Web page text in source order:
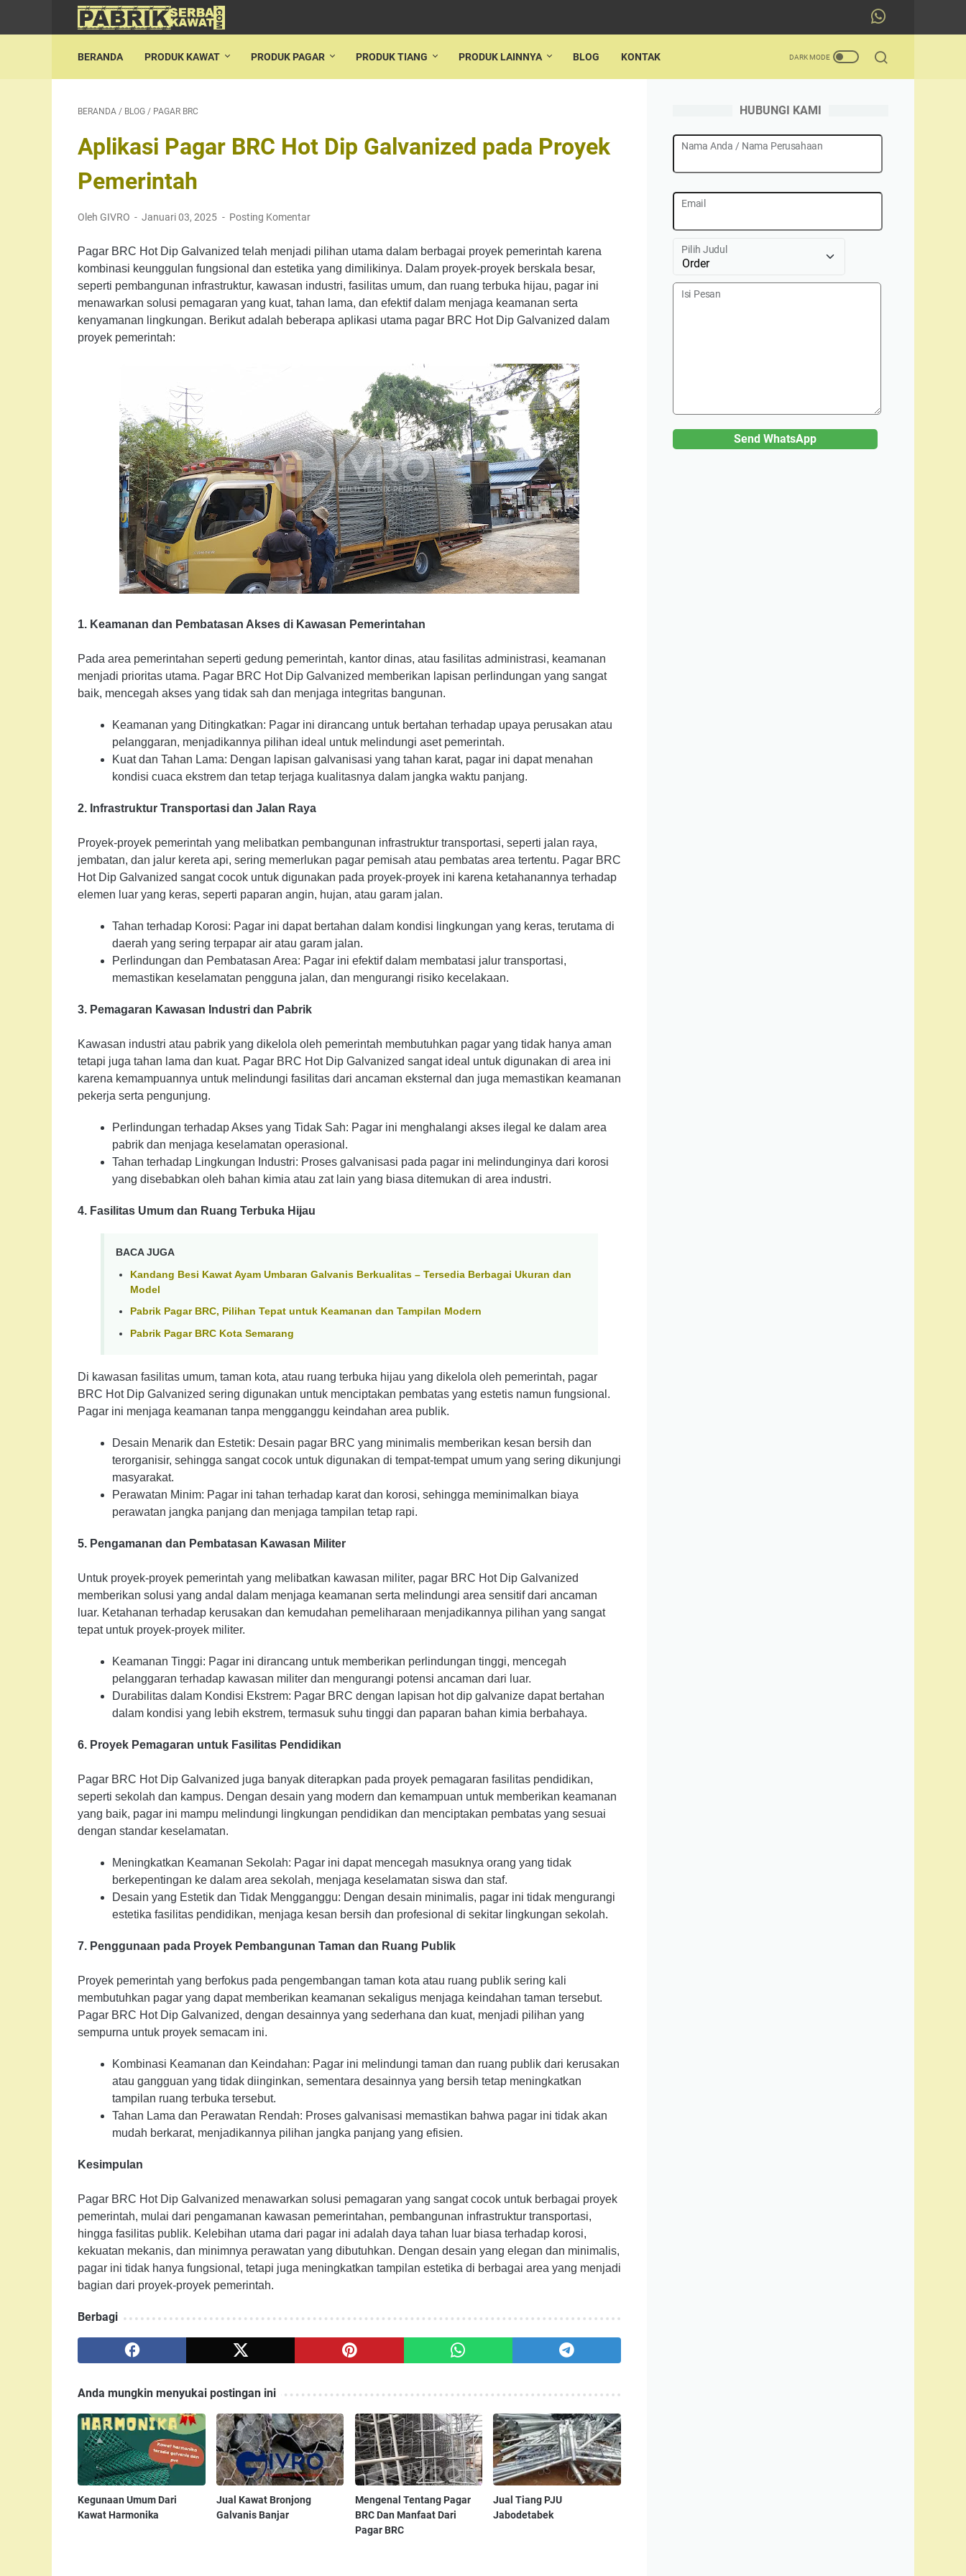
BERANDA PRODUK KAWAT PRODUK PAGAR PRODUK TIANG PRODUK LAINNYA BLOG KONTAK
BERANDA / BLOG / PAGAR BRC
Aplikasi Pagar BRC Hot Dip Galvanized pada Proyek
Pemerintah
Oleh GIVRO Januari 03, 2025 Posting Komentar
Pagar BRC Hot Dip Galvanized telah menjadi pilihan utama dalam berbagai proyek pemerintah karena
kombinasi keunggulan fungsional dan estetika yang dimilikinya. Dalam proyek-proyek berskala besar,
seperti pembangunan infrastruktur, kawasan industri, fasilitas umum, dan ruang terbuka hijau, pagar ini
menawarkan solusi pemagaran yang kuat, tahan lama, dan efektif dalam menjaga keamanan serta
kenyamanan lingkungan. Berikut adalah beberapa aplikasi utama pagar BRC Hot Dip Galvanized dalam
proyek pemerintah:
1. Keamanan dan Pembatasan Akses di Kawasan Pemerintahan
Pada area pemerintahan seperti gedung pemerintah, kantor dinas, atau fasilitas administrasi, keamanan
menjadi prioritas utama. Pagar BRC Hot Dip Galvanized memberikan lapisan perlindungan yang sangat
baik, mencegah akses yang tidak sah dan menjaga integritas bangunan.
Keamanan yang Ditingkatkan: Pagar ini dirancang untuk bertahan terhadap upaya perusakan atau
pelanggaran, menjadikannya pilihan ideal untuk melindungi aset pemerintah.
Kuat dan Tahan Lama: Dengan lapisan galvanisasi yang tahan karat, pagar ini dapat menahan
kondisi cuaca ekstrem dan tetap terjaga kualitasnya dalam jangka waktu panjang.
2. Infrastruktur Transportasi dan Jalan Raya
Proyek-proyek pemerintah yang melibatkan pembangunan infrastruktur transportasi, seperti jalan raya,
jembatan, dan jalur kereta api, sering memerlukan pagar pemisah atau pembatas area tertentu. Pagar BRC
Hot Dip Galvanized sangat cocok untuk digunakan pada proyek-proyek ini karena ketahanannya terhadap
elemen luar yang keras, seperti paparan angin, hujan, atau garam jalan.
Tahan terhadap Korosi: Pagar ini dapat bertahan dalam kondisi lingkungan yang keras, terutama di
daerah yang sering terpapar air atau garam jalan.
Perlindungan dan Pembatasan Area: Pagar ini efektif dalam membatasi jalur transportasi,
memastikan keselamatan pengguna jalan, dan mengurangi risiko kecelakaan.
3. Pemagaran Kawasan Industri dan Pabrik
Kawasan industri atau pabrik yang dikelola oleh pemerintah membutuhkan pagar yang tidak hanya aman
tetapi juga tahan lama dan kuat. Pagar BRC Hot Dip Galvanized sangat ideal untuk digunakan di area ini
karena kemampuannya untuk melindungi fasilitas dari ancaman eksternal dan juga memastikan keamanan
pekerja serta pengunjung.
Perlindungan terhadap Akses yang Tidak Sah: Pagar ini menghalangi akses ilegal ke dalam area
pabrik dan menjaga keselamatan operasional.
Tahan terhadap Lingkungan Industri: Proses galvanisasi pada pagar ini melindunginya dari korosi
yang disebabkan oleh bahan kimia atau zat lain yang biasa ditemukan di area industri.
4. Fasilitas Umum dan Ruang Terbuka Hijau
BACA JUGA
Kandang Besi Kawat Ayam Umbaran Galvanis Berkualitas – Tersedia Berbagai Ukuran dan
Model
Pabrik Pagar BRC, Pilihan Tepat untuk Keamanan dan Tampilan Modern
Pabrik Pagar BRC Kota Semarang
Di kawasan fasilitas umum, taman kota, atau ruang terbuka hijau yang dikelola oleh pemerintah, pagar
BRC Hot Dip Galvanized sering digunakan untuk menciptakan pembatas yang estetis namun fungsional.
Pagar ini menjaga keamanan tanpa mengganggu keindahan area publik.
Desain Menarik dan Estetik: Desain pagar BRC yang minimalis memberikan kesan bersih dan
terorganisir, sehingga sangat cocok untuk digunakan di tempat-tempat umum yang sering dikunjungi
masyarakat.
Perawatan Minim: Pagar ini tahan terhadap karat dan korosi, sehingga meminimalkan biaya
perawatan jangka panjang dan menjaga tampilan tetap rapi.
5. Pengamanan dan Pembatasan Kawasan Militer
Untuk proyek-proyek pemerintah yang melibatkan kawasan militer, pagar BRC Hot Dip Galvanized
memberikan solusi yang andal dalam menjaga keamanan serta melindungi area sensitif dari ancaman
luar. Ketahanan terhadap kerusakan dan kemudahan pemeliharaan menjadikannya pilihan yang sangat
tepat untuk proyek-proyek militer.
Keamanan Tinggi: Pagar ini dirancang untuk memberikan perlindungan tinggi, mencegah
pelanggaran terhadap kawasan militer dan mengurangi potensi ancaman dari luar.
Durabilitas dalam Kondisi Ekstrem: Pagar BRC dengan lapisan hot dip galvanize dapat bertahan
dalam kondisi yang lebih ekstrem, termasuk suhu tinggi dan paparan bahan kimia berbahaya.
6. Proyek Pemagaran untuk Fasilitas Pendidikan
Pagar BRC Hot Dip Galvanized juga banyak diterapkan pada proyek pemagaran fasilitas pendidikan,
seperti sekolah dan kampus. Dengan desain yang modern dan kemampuan untuk memberikan keamanan
yang baik, pagar ini mampu melindungi lingkungan pendidikan dan menciptakan pembatas yang sesuai
dengan standar keselamatan.
Meningkatkan Keamanan Sekolah: Pagar ini dapat mencegah masuknya orang yang tidak
berkepentingan ke dalam area sekolah, menjaga keselamatan siswa dan staf.
Desain yang Estetik dan Tidak Mengganggu: Dengan desain minimalis, pagar ini tidak mengurangi
estetika fasilitas pendidikan, menjaga kesan bersih dan profesional di sekitar lingkungan sekolah.
7. Penggunaan pada Proyek Pembangunan Taman dan Ruang Publik
Proyek pemerintah yang berfokus pada pengembangan taman kota atau ruang publik sering kali
membutuhkan pagar yang dapat memberikan keamanan sekaligus menjaga keindahan taman tersebut.
Pagar BRC Hot Dip Galvanized, dengan desainnya yang sederhana dan kuat, menjadi pilihan yang
sempurna untuk proyek semacam ini.
Kombinasi Keamanan dan Keindahan: Pagar ini melindungi taman dan ruang publik dari kerusakan
atau gangguan yang tidak diinginkan, sementara desainnya yang bersih tetap meningkatkan
tampilan ruang terbuka tersebut.
Tahan Lama dan Perawatan Rendah: Proses galvanisasi memastikan bahwa pagar ini tidak akan
mudah berkarat, menjadikannya pilihan jangka panjang yang efisien.
Kesimpulan
Pagar BRC Hot Dip Galvanized menawarkan solusi pemagaran yang sangat cocok untuk berbagai proyek
pemerintah, mulai dari pengamanan kawasan pemerintahan, pembangunan infrastruktur transportasi,
hingga fasilitas publik. Kelebihan utama dari pagar ini adalah daya tahan luar biasa terhadap korosi,
kekuatan mekanis, dan minimnya perawatan yang dibutuhkan. Dengan desain yang elegan dan minimalis,
pagar ini tidak hanya fungsional, tetapi juga meningkatkan tampilan estetika di berbagai area yang menjadi
bagian dari proyek-proyek pemerintah.
Berbagi
Anda mungkin menyukai postingan ini
Kegunaan Umum Dari
Kawat Harmonika
Jual Kawat Bronjong
Galvanis Banjar
Mengenal Tentang Pagar
BRC Dan Manfaat Dari
Pagar BRC
Jual Tiang PJU
Jabodetabek
HUBUNGI KAMI
Nama Anda / Nama Perusahaan
Email
Pilih Judul
Isi Pesan
Send WhatsApp